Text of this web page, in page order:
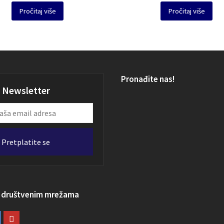
Pročitaj više Pročitaj više
Newsletter
Pretplatite se
mrežama
Pronađite nas!